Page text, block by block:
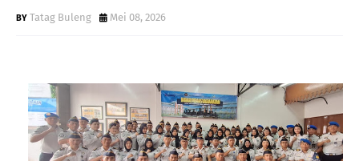
Tatag Buleng Mei 08, 2026